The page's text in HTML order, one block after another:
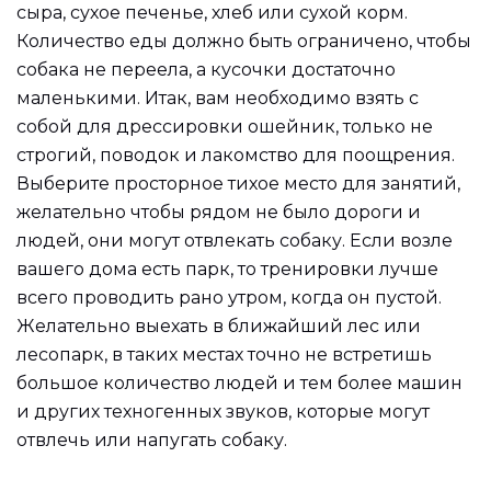
сыра, сухое печенье, хлеб или сухой корм.
Количество еды должно быть ограничено, чтобы
собака не переела, а кусочки достаточно
маленькими. Итак, вам необходимо взять с
собой для дрессировки ошейник, только не
строгий, поводок и лакомство для поощрения.
Выберите просторное тихое место для занятий,
желательно чтобы рядом не было дороги и
людей, они могут отвлекать собаку. Если возле
вашего дома есть парк, то тренировки лучше
всего проводить рано утром, когда он пустой.
Желательно выехать в ближайший лес или
лесопарк, в таких местах точно не встретишь
большое количество людей и тем более машин
и других техногенных звуков, которые могут
отвлечь или напугать собаку.